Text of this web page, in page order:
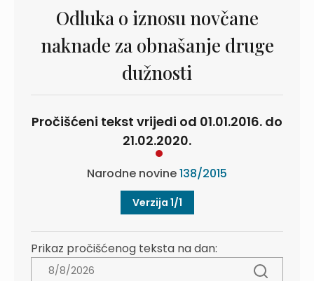
Odluka o iznosu novčane
naknade za obnašanje druge
dužnosti
Pročišćeni tekst vrijedi od 01.01.2016. do
21.02.2020.
Narodne novine138/2015
Verzija 1/1
Prikaz pročišćenog teksta na dan: